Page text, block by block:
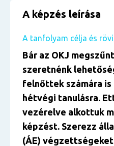
A képzés leírása
A tanfolyam célja és
Bár az OKJ
szeretnénk
felnőttek számára
hétvégi tanulásra.
vezérelve alkottuk
képzést. Szerezz
(ÁE) végzettségeket